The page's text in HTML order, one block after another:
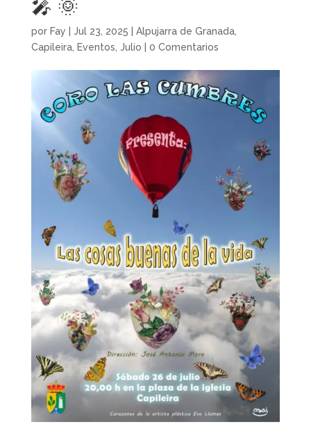
🎤 🌞
por Fay Jul 23, 2025 Alpujarra de Granada,
Capileira, Eventos Julio 0 Comentarios